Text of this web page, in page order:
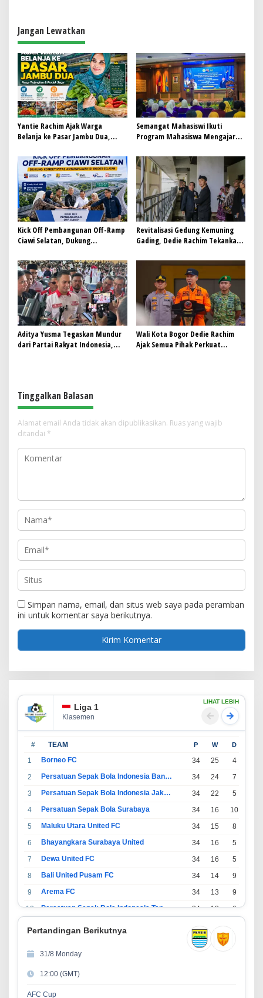
Jangan Lewatkan
Yantie Rachim Ajak Warga
Belanja ke Pasar Jambu Dua,
Segar
Semangat Mahasiswi Ikuti
Program Mahasiswa Mengajar
Kick Off Pembangunan Off-Ramp
Ciawi Selatan, Dukung
Bogor Selatan
Revitalisasi Gedung Kemuning
Gading, Dedie Rachim Tekankan
Aditya Yusma Tegaskan Mundur
dari Partai Rakyat Indonesia,
Wali Kota Bogor Dedie Rachim
Ajak Semua Pihak Perkuat
Tinggalkan Balasan
Alamat email Anda tidak akan dipublikasikan. Ruas yang wajib
ditandai *
Simpan nama, email, dan situs web saya pada peramban
ini untuk komentar saya berikutnya.
Liga 1
Klasemen
LIHAT LEBIH
# TEAM P W D
1 Borneo FC 34 25 4
2
Persatuan Sepak Bola Indonesia Bandung 34 24 7
3
Persatuan Sepak Bola Indonesia Jakarta 34 22 5
4
Persatuan Sepak Bola Surabaya 34 16 10
5
Maluku Utara United FC 34 15 8
6
Bhayangkara Surabaya United 34 16 5
7
Dewa United FC 34 16 5
8
Bali United Pusam FC 34 14 9
9
Arema FC 34 13 9
10
Persatuan Sepak Bola Indonesia Tangerang 34 13 6
34 11
13
14
Madura United FC
15
Persatuan Sepakbola Makassar
Pertandingan Berikutnya
31/8 Monday
12:00 (GMT)
AFC Cup